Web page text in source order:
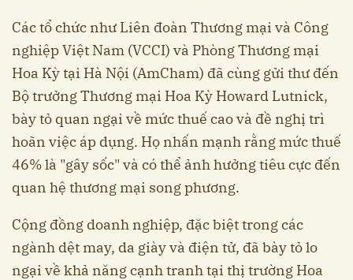
Các tổ chức như Liên đoàn Thương mại và Công
nghiệp Việt Nam (VCCI) và Phòng Thương mại
Hoa Kỳ tại Hà Nội (AmCham) đã cùng gửi thư đến
Bộ trưởng Thương mại Hoa Kỳ Howard Lutnick,
bày tỏ quan ngại về mức thuế cao và đề nghị trì
hoãn việc áp dụng. Họ nhấn mạnh rằng mức thuế
46% là "gây sốc" và có thể ảnh hưởng tiêu cực đến
quan hệ thương mại song phương. ​
Cộng đồng doanh nghiệp, đặc biệt trong các
ngành dệt may, da giày và điện tử, đã bày tỏ lo
ngại về khả năng cạnh tranh tại thị trường Hoa